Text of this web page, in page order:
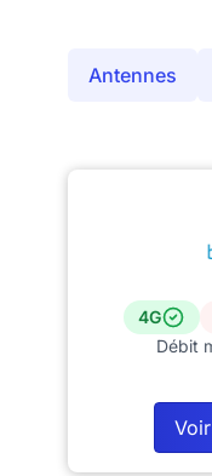
Antennes
4G
Débit